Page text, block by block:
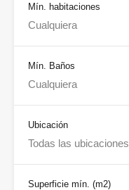
Mín. habitaciones
Cualquiera
Mín. Baños
Cualquiera
Ubicación
Todas las ubicaciones
Superficie mín. (m2)